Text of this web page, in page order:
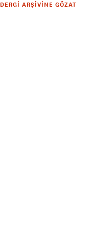
DERGI ARŞIVINE GÖZAT